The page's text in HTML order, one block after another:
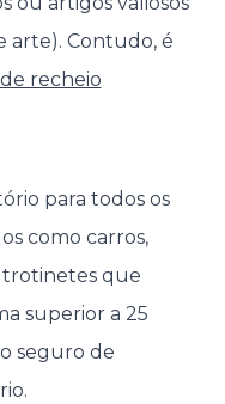
arte). Contudo, é
recheio
para todos os
como carros,
que
superior a 25
seguro de